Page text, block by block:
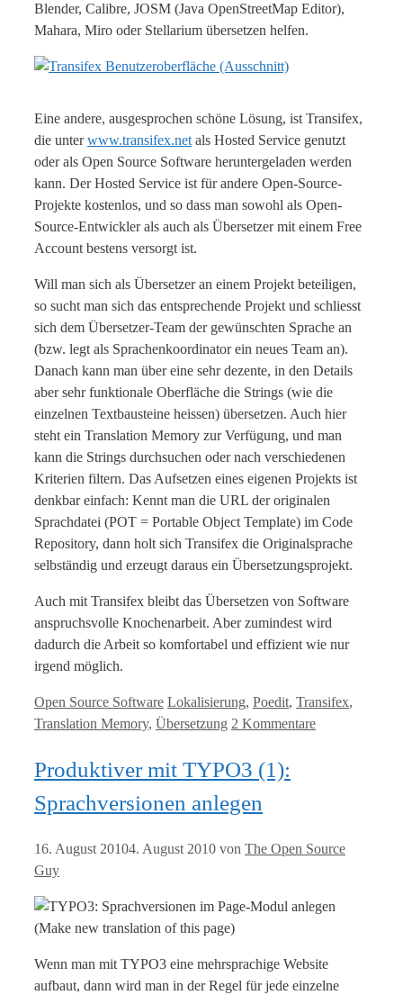
Blender, Calibre, JOSM (Java OpenStreetMap Editor),
Mahara, Miro oder Stellarium übersetzen helfen.
Eine andere, ausgesprochen schöne Lösung, ist Transifex,
die unterwww.transifex.net als Hosted Service genutzt
oder als Open Source Software heruntergeladen werden
kann. Der Hosted Service ist für andere Open-Source-
Projekte kostenlos, und so dass man sowohl als Open-
Source-Entwickler als auch als Übersetzer mit einem Free
Account bestens versorgt ist.
Will man sich als Übersetzer an einem Projekt beteiligen,
so sucht man sich das entsprechende Projekt und schliesst
sich dem Übersetzer-Team der gewünschten Sprache an
(bzw. legt als Sprachenkoordinator ein neues Team an).
Danach kann man über eine sehr dezente, in den Details
aber sehr funktionale Oberfläche die Strings (wie die
einzelnen Textbausteine heissen) übersetzen. Auch hier
steht ein Translation Memory zur Verfügung, und man
kann die Strings durchsuchen oder nach verschiedenen
Kriterien filtern. Das Aufsetzen eines eigenen Projekts ist
denkbar einfach: Kennt man die URL der originalen
Sprachdatei (POT = Portable Object Template) im Code
Repository, dann holt sich Transifex die Originalsprache
selbständig und erzeugt daraus ein Übersetzungsprojekt.
Auch mit Transifex bleibt das Übersetzen von Software
anspruchsvolle Knochenarbeit. Aber zumindest wird
dadurch die Arbeit so komfortabel und effizient wie nur
irgend möglich.
Kategorien
Open Source Software Tags
Lokalisierung, Poedit, Transifex,
Translation Memory, Übersetzung 2 Kommentare
Produktiver mit TYPO3 (1):
Sprachversionen anlegen
16. August 20104. August 2010 von The Open Source
Guy
Wenn man mit TYPO3 eine mehrsprachige Website
aufbaut, dann wird man in der Regel für jede einzelne